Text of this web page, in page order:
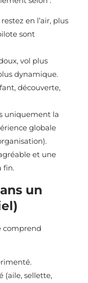
en l’air, plus
sont
vol plus
dynamique.
découverte,
uniquement la
globale
et une
fin.
un
comprend
(aile, sellette,